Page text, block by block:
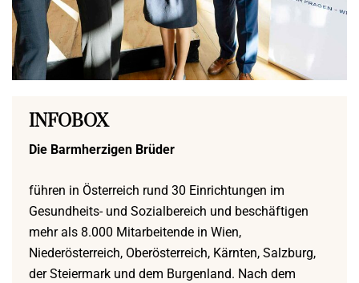
INFOBOX
Die Barmherzigen Brüder
führen in Österreich rund 30 Einrichtungen im
Gesundheits- und Sozialbereich und beschäftigen
mehr als 8.000 Mitarbeitende in Wien,
Niederösterreich, Oberösterreich, Kärnten, Salzburg,
der Steiermark und dem Burgenland. Nach dem